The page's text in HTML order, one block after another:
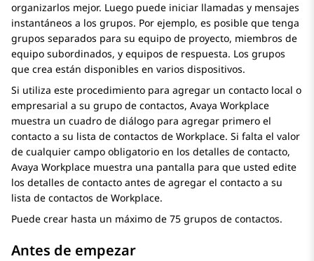
organizarlos mejor. Luego puede iniciar llamadas y mensajes
instantáneos a los grupos. Por ejemplo, es posible que tenga
grupos separados para su equipo de proyecto, miembros de
equipo subordinados, y equipos de respuesta. Los grupos
que crea están disponibles en varios dispositivos.
Si utiliza este procedimiento para agregar un contacto local o
empresarial a su grupo de contactos, Avaya Workplace
muestra un cuadro de diálogo para agregar primero el
contacto a su lista de contactos de Workplace. Si falta el valor
de cualquier campo obligatorio en los detalles de contacto,
Avaya Workplace muestra una pantalla para que usted edite
los detalles de contacto antes de agregar el contacto a su
lista de contactos de Workplace.
Puede crear hasta un máximo de 75 grupos de contactos.
Antes de empezar